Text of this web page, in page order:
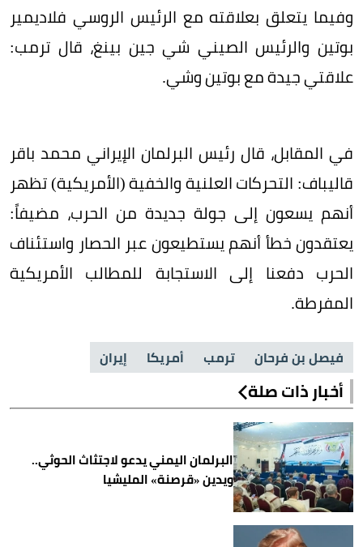
وفيما يتعلق بعلاقته مع الرئيس الروسي فلاديمير
بوتين والرئيس الصيني شي جين بينغ، قال ترمب:
علاقتي جيدة مع بوتين وشي.
في المقابل، قال رئيس البرلمان الإيراني محمد باقر
قاليباف: التحركات العلنية والخفية (الأمريكية) تظهر
أنهم يسعون إلى جولة جديدة من الحرب، مضيفاً:
يعتقدون خطأ أنهم يستطيعون عبر الحصار واستئناف
الحرب دفعنا إلى الاستجابة للمطالب الأمريكية
المفرطة.
فيصل بن فرحان ترمب أمريكا إيران
أخبار ذات صلة
البرلمان اليمني يدعو لاجتثاث الحوثي..
ويدين «قرصنة» المليشيا